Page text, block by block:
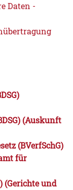
Daten -
(Auskunft
(BVerfSchG)
für
(Gerichte und